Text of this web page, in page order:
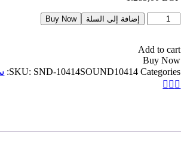
إضافة إلى السلة Buy Now
Add to cart
Buy Now
SKU: SND-10414SOUND10414 Categories: